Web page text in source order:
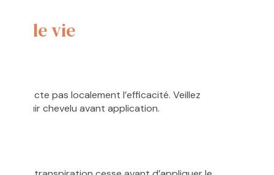
de vie
pas localement l’efficacité. Veillez
cuir chevelu avant application.